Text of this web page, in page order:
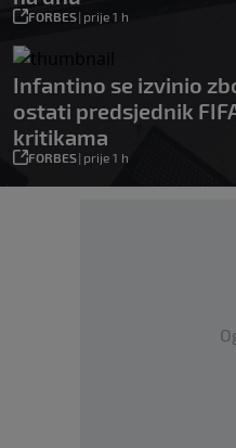
FORBES| prije 1 h
Infantino se izvinio
ostati predsjednik
kritikama
FORBES| prije 1 h